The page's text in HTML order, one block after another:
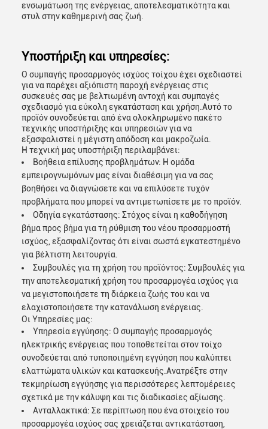
ενσωμάτωση της ενέργειας, αποτελεσματικότητα και
στυλ στην καθημερινή σας ζωή.
Υποστήριξη και υπηρεσίες:
Ο συμπαγής προσαρμογός ισχύος τοίχου έχει σχεδιαστεί
για να παρέχει αξιόπιστη παροχή ενέργειας στις
συσκευές σας με βελτιωμένη αντοχή και συμπαγές
σχεδιασμό για εύκολη εγκατάσταση και χρήση.Αυτό το
προϊόν συνοδεύεται από ένα ολοκληρωμένο πακέτο
τεχνικής υποστήριξης και υπηρεσιών για να
εξασφαλιστεί η μέγιστη απόδοση και μακροζωία.
Η τεχνική μας υποστήριξη περιλαμβάνει:
Βοήθεια επίλυσης προβλημάτων: Η ομάδα
εμπειρογνωμόνων μας είναι διαθέσιμη για να σας
βοηθήσει να διαγνώσετε και να επιλύσετε τυχόν
προβλήματα που μπορεί να αντιμετωπίσετε με το προϊόν.
Οδηγία εγκατάστασης: Στόχος είναι η καθοδήγηση
βήμα προς βήμα για τη ρύθμιση του νέου προσαρμοστή
ισχύος, εξασφαλίζοντας ότι είναι σωστά εγκατεστημένο
για βέλτιστη λειτουργία.
Συμβουλές για τη χρήση του προϊόντος: Συμβουλές για
την αποτελεσματική χρήση του προσαρμογέα ισχύος για
να μεγιστοποιήσετε τη διάρκεια ζωής του και να
ελαχιστοποιήσετε την κατανάλωση ενέργειας.
Οι Υπηρεσίες μας:
Υπηρεσία εγγύησης: Ο συμπαγής προσαρμογός
ηλεκτρικής ενέργειας που τοποθετείται στον τοίχο
συνοδεύεται από τυποποιημένη εγγύηση που καλύπτει
ελαττώματα υλικών και κατασκευής.Ανατρέξτε στην
τεκμηρίωση εγγύησης για περισσότερες λεπτομέρειες
σχετικά με την κάλυψη και τις διαδικασίες αξίωσης.
Ανταλλακτικά: Σε περίπτωση που ένα στοιχείο του
προσαρμογέα ισχύος σας χρειάζεται αντικατάσταση,